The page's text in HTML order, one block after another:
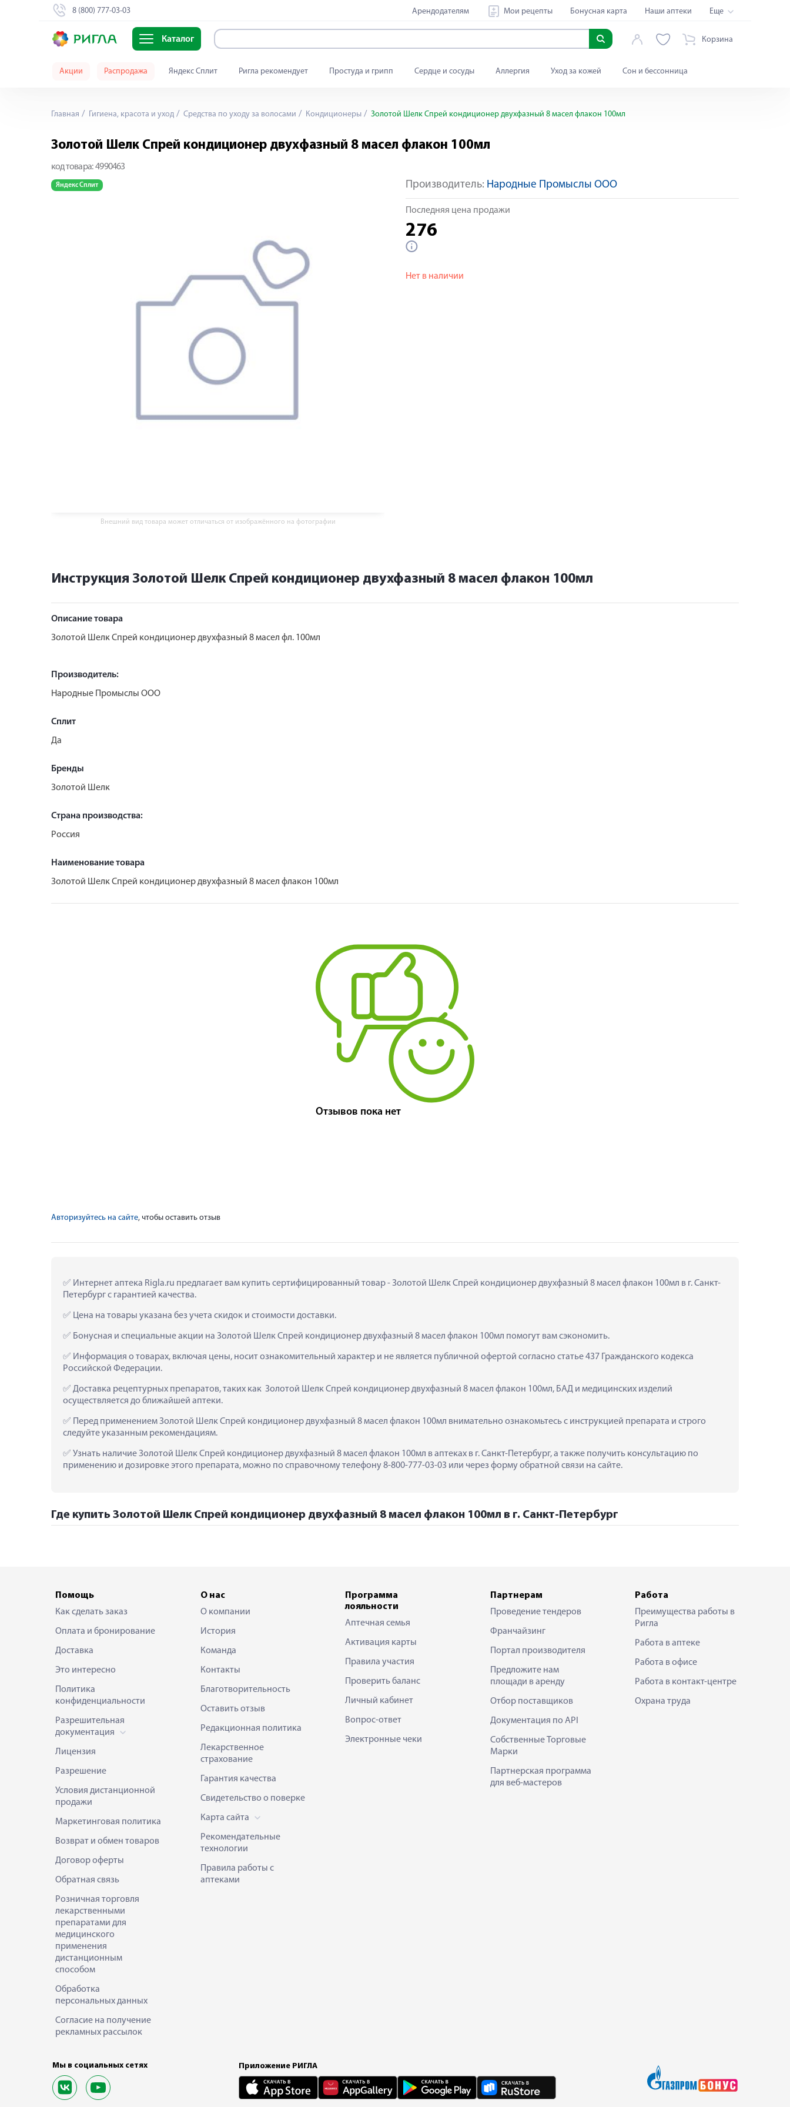
8 (800) 777-03-03 Арендодателям Мои рецепты Бонусная карта Наши аптеки Еще
Каталог Корзина
Акции Распродажа Яндекс Сплит Ригла рекомендует Простуда и грипп Сердце и сосуды Аллергия Уход за кожей Сон и бессонница
Главная Гигиена, красота и уход Средства по уходу за волосами Кондиционеры Золотой Шелк Спрей кондиционер двухфазный 8 масел флакон 100мл
Золотой Шелк Спрей кондиционер двухфазный 8 масел флакон 100мл
код товара: 4990463
Яндекс Сплит
Внешний вид товара может отличаться от изображённого на фотографии
Производитель: Народные Промыслы ООО
Последняя цена продажи
276
Нет в наличии
Инструкция Золотой Шелк Спрей кондиционер двухфазный 8 масел флакон 100мл
Описание товара
Золотой Шелк Спрей кондиционер двухфазный 8 масел фл. 100мл
Производитель:
Народные Промыслы ООО
Сплит
Да
Бренды
Золотой Шелк
Страна производства:
Россия
Наименование товара
Золотой Шелк Спрей кондиционер двухфазный 8 масел флакон 100мл
Отзывов пока нет
Авторизуйтесь на сайте, чтобы оставить отзыв
Интернет аптека Rigla.ru предлагает вам купить сертифицированный товар - Золотой Шелк Спрей кондиционер двухфазный 8 масел флакон 100мл в г. Санкт-
Петербург с гарантией качества.
Цена на товары указана без учета скидок и стоимости доставки.
Бонусная и специальные акции на Золотой Шелк Спрей кондиционер двухфазный 8 масел флакон 100мл помогут вам сэкономить.
Информация о товарах, включая цены, носит ознакомительный характер и не является публичной офертой согласно статье 437 Гражданского кодекса
Российской Федерации.
Доставка рецептурных препаратов, таких как  Золотой Шелк Спрей кондиционер двухфазный 8 масел флакон 100мл, БАД и медицинских изделий
осуществляется до ближайшей аптеки.
Перед применением Золотой Шелк Спрей кондиционер двухфазный 8 масел флакон 100мл внимательно ознакомьтесь с инструкцией препарата и строго
следуйте указанным рекомендациям.
Узнать наличие Золотой Шелк Спрей кондиционер двухфазный 8 масел флакон 100мл в аптеках в г. Санкт-Петербург, а также получить консультацию по
применению и дозировке этого препарата, можно по справочному телефону 8-800-777-03-03 или через форму обратной связи на сайте.
Где купить Золотой Шелк Спрей кондиционер двухфазный 8 масел флакон 100мл в г. Санкт-Петербург
Помощь
Как сделать заказ
Оплата и бронирование
Доставка
Это интересно
Политика
конфиденциальности
Разрешительная
документация
Лицензия
Разрешение
Условия дистанционной
продажи
Маркетинговая политика
Возврат и обмен товаров
Договор оферты
Обратная связь
Розничная торговля
лекарственными
препаратами для
медицинского
применения
дистанционным
способом
Обработка
персональных данных
Согласие на получение
рекламных рассылок
О нас
О компании
История
Команда
Контакты
Благотворительность
Оставить отзыв
Редакционная политика
Лекарственное
страхование
Гарантия качества
Свидетельство о поверке
Карта сайта
Рекомендательные
технологии
Правила работы с
аптеками
Программа
лояльности
Аптечная семья
Активация карты
Правила участия
Проверить баланс
Личный кабинет
Вопрос-ответ
Электронные чеки
Партнерам
Проведение тендеров
Франчайзинг
Портал производителя
Предложите нам
площади в аренду
Отбор поставщиков
Документация по API
Собственные Торговые
Марки
Партнерская программа
для веб-мастеров
Работа
Преимущества работы в
Ригла
Работа в аптеке
Работа в офисе
Работа в контакт-центре
Охрана труда
Мы в социальных сетях Приложение РИГЛА